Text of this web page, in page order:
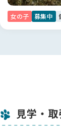
【
正直、最初はブ
手のサイトだ
状態でした。
が伝わってきて
なりました。
女の子 募集中
見学・